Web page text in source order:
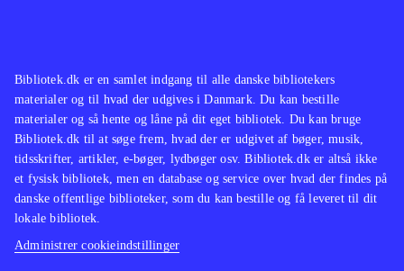
Bibliotek.dk er en samlet indgang til alle danske bibliotekers
materialer og til hvad der udgives i Danmark. Du kan bestille
materialer og så hente og låne på dit eget bibliotek. Du kan bruge
Bibliotek.dk til at søge frem, hvad der er udgivet af bøger, musik,
tidsskrifter, artikler, e-bøger, lydbøger osv. Bibliotek.dk er altså ikke
et fysisk bibliotek, men en database og service over hvad der findes på
danske offentlige biblioteker, som du kan bestille og få leveret til dit
lokale bibliotek.
Administrer cookieindstillinger